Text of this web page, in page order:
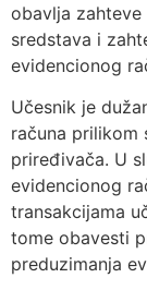
obavlja
sredstava i
evidencionog
Učesnik je
računa prilikom
priređivača. U
evidencionog
transakcijama
tome obavesti
preduzimanja